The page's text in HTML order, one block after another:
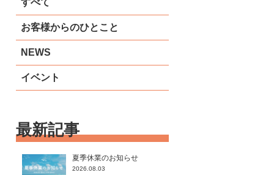
すべて
お客様からのひとこと
NEWS
イベント
最新記事
夏季休業のお知らせ
2026.08.03